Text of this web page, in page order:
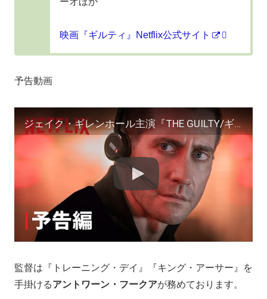
映画『ギルティ』Netflix公式サイト
予告動画
ジェイク・ギレンホール主演『THE GUILTY/ギルティ』予告編 – Netflix
監督は『トレーニング・デイ』『キング・アーサー』を
手掛けるアントワーン・フークアが務めております。